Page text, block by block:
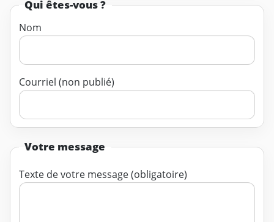
Qui êtes-vous ?
Nom
Courriel (non publié)
Votre message
Texte de votre message (obligatoire)